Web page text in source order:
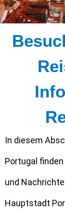
In diesem
Portugal
und
Hauptstadt